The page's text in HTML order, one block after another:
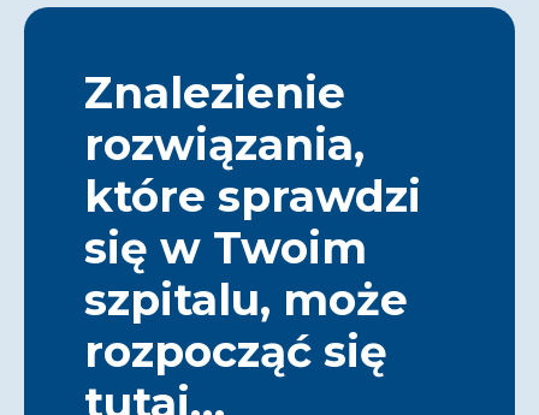
Znalezienie
rozwiązania,
które sprawdzi
się w Twoim
szpitalu, może
rozpocząć się
tutaj…